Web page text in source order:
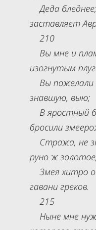
Деда
заставляет
210
Вы мне и
изогнутым
Вы пожелали
знавшую, выю;
В яростный
бросили
Стража, не
руно ж золотое,
Змея хитро
гавани греков.
215
Ныне мне